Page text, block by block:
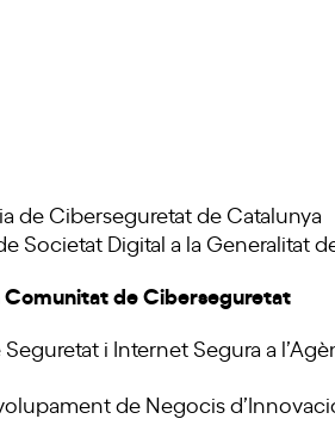
de Ciberseguretat de Catalunya
Societat Digital a la Generalitat
Comunitat de Ciberseguretat
Seguretat i Internet Segura a
de Negocis